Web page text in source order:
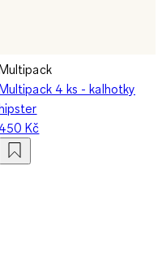
4 ks - kalhotky
450 Kč